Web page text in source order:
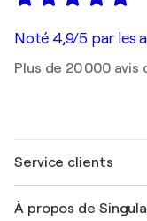
Noté 4,9/5 par les
Plus de 20 000 avis
Service clients
Expédition
À propos de